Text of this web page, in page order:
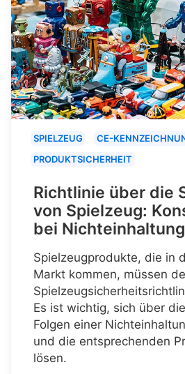
SPIELZEUG
CE-
PRODUKTSICHERHEIT
Richtlinie über die
von Spielzeug:
bei Nichteinhaltung
Spielzeugprodukte, die in
Markt kommen, müssen
Es ist wichtig, sich über
Folgen einer
und die entsprechenden
lösen.